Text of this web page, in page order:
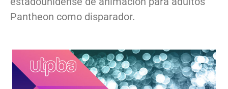
Pantheon como disparador.